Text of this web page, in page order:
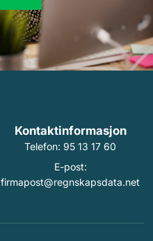
Kontaktinformasjon
Telefon: 95 13 17 60
E-post:
firmapost@regnskapsdata.net